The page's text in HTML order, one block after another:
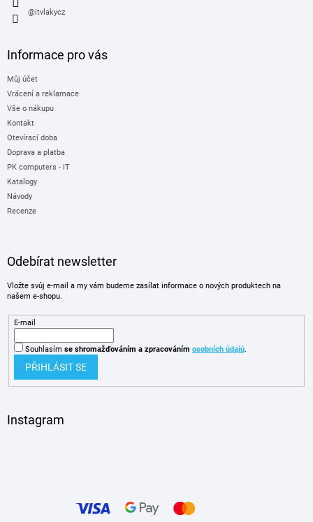
@itvlakycz
Informace pro vás
Můj účet
Vrácení a reklamace
Vše o nákupu
Kontakt
Otevírací doba
Doprava a platba
PK computers - IT
Katalogy
Návody
Recenze
Odebírat newsletter
Vložte svůj e-mail a my vám budeme zasílat informace o nových produktech na
našem e-shopu.
E-mail
Souhlasím se shromažďováním a zpracováním osobních údajů.
PŘIHLÁSIT SE
Instagram